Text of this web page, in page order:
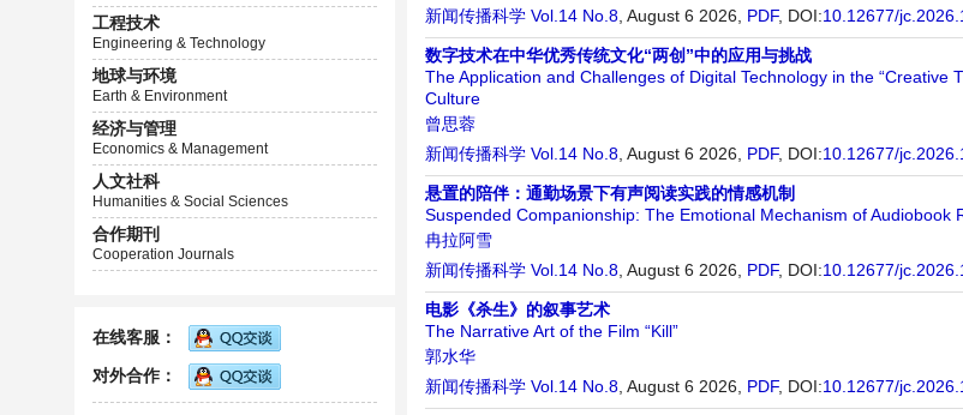
工程技术
Engineering & Technology
地球与环境
Earth & Environment
经济与管理
Economics & Management
人文社科
Humanities & Social Sciences
合作期刊
Cooperation Journals
在线客服：
对外合作：
新闻传播科学 Vol.14 No.8, August 6 2026, PDF, DOI:10.12677/
数字技术在中华优秀传统文化“两创”中的应用与挑战
The Application and Challenges of Digital Technology in the
Culture
曾思蓉
新闻传播科学 Vol.14 No.8, August 6 2026, PDF, DOI:10.12677/
悬置的陪伴：通勤场景下有声阅读实践的情感机制
Suspended Companionship: The Emotional Mechanism of Audiobook
冉拉阿雪
新闻传播科学 Vol.14 No.8, August 6 2026, PDF, DOI:10.12677/
电影《杀生》的叙事艺术
The Narrative Art of the Film “Kill”
郭水华
新闻传播科学 Vol.14 No.8, August 6 2026, PDF, DOI:10.12677/